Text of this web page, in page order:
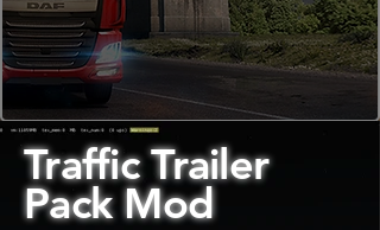
Traffic Trailer
Pack Mod